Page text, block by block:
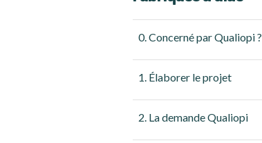
0. Concerné par Qualiopi ?
1. Élaborer le projet
2. La demande Qualiopi